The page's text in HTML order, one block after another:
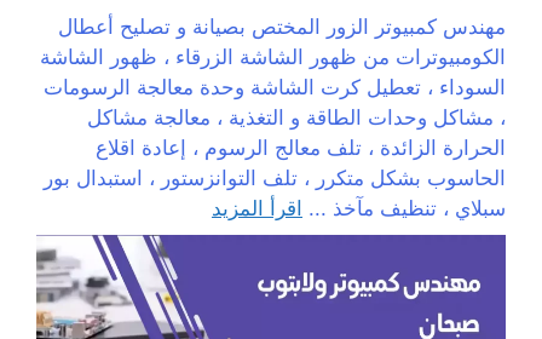
مهندس كمبيوتر الزور المختص بصيانة و تصليح أعطال
الكومبيوترات من ظهور الشاشة الزرقاء ، ظهور الشاشة
السوداء ، تعطيل كرت الشاشة وحدة معالجة الرسومات
، مشاكل وحدات الطاقة و التغذية ، معالجة مشاكل
الحرارة الزائدة ، تلف معالج الرسوم ، إعادة اقلاع
الحاسوب بشكل متكرر ، تلف التوانزستور ، استبدال بور
سبلاي ، تنظيف مآخذ ... اقرأ المزيد